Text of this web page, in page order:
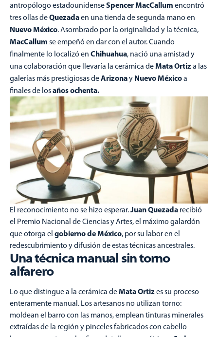
antropólogo estadounidenseSpencer MacCallum encontró
tres ollas deQuezadaen una tienda de segunda mano en
Nuevo México. Asombrado por la originalidad y la técnica,
MacCallum se empeñó en dar con el autor. Cuando
finalmente lo localizó en Chihuahua, nació una amistad y
una colaboración que llevaría la cerámica deMataOrtiza las
galerías más prestigiosas deArizonay NuevoMéxicoa
finales de losaños ochenta.
El reconocimiento no se hizo esperar.Juan Quezada recibió
el Premio Nacional de Ciencias y Artes, el máximo galardón
que otorga el gobierno de México, por su labor en el
redescubrimiento y difusión de estas técnicas ancestrales.
Una técnica manual sin torno
alfarero
Lo que distingue a la cerámica de Mata Ortizes su proceso
enteramente manual. Los artesanos no utilizan torno:
moldean el barro con las manos, emplean tinturas minerales
extraídas de la región y pinceles fabricados con cabello